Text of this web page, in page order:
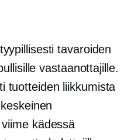
tavaroiden
vastaanottajille.
tuotteiden liikkumista
kädessä